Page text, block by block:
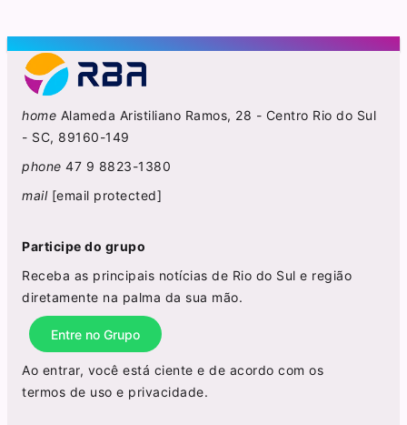
home Alameda Aristiliano Ramos, 28 - Centro Rio do Sul
- SC, 89160-149
phone 47 9 8823-1380
mail [email protected]
Participe do grupo
Receba as principais notícias de Rio do Sul e região
diretamente na palma da sua mão.
Entre no Grupo
Ao entrar, você está ciente e de acordo com os
termos de uso e privacidade.